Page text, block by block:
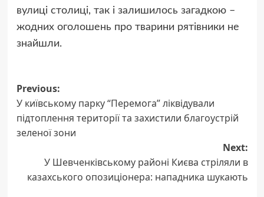
вулиці столиці, так і залишилось загадкою –
жодних оголошень про тварини рятівники не
знайшли.
Post
navigation
Previous:
У київському парку “Перемога” ліквідували
підтоплення території та захистили благоустрій
зеленої зони
Next:
У Шевченківському районі Києва стріляли в
казахського опозиціонера: нападника шукають